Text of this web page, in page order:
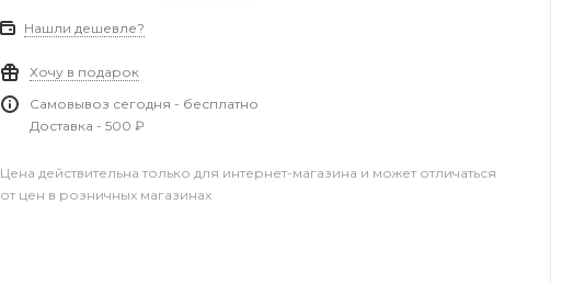
Нашли дешевле?
Хочу в подарок
Самовывоз сегодня - бесплатно
Доставка - 500 ₽
Цена действительна только для интернет-магазина и может отличаться
от цен в розничных магазинах